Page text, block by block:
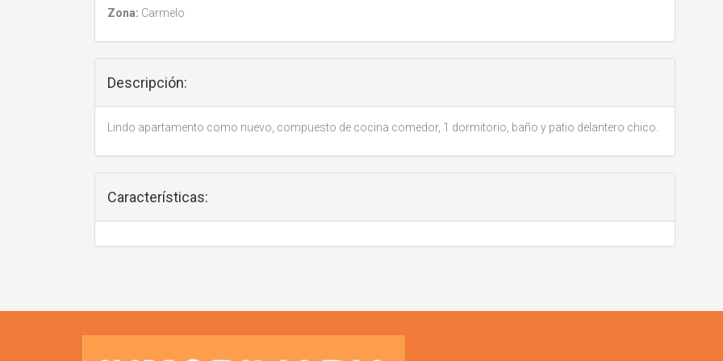
Zona: Carmelo
Descripción:
Lindo apartamento como nuevo, compuesto de cocina comedor, 1 dormitorio, baño y patio delantero chico.
Características: